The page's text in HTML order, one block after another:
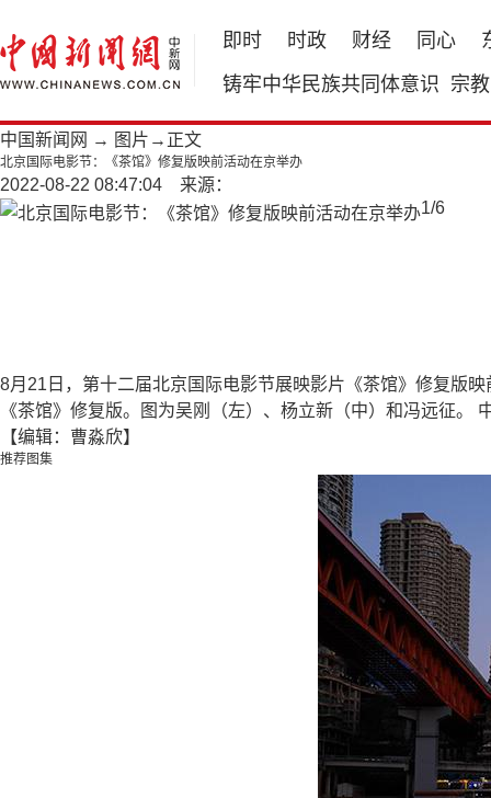
即时 时政 财经 同心
铸牢中华民族共同体意识 宗教
中国新闻网 → 图片 →正文
北京国际电影节：《茶馆》修复版映前活动在京举办
2022-08-22 08:47:04 来源：
1/6
8月21日，第十二届北京国际电影节展映影片《茶馆》修复版
《茶馆》修复版。图为吴刚（左）、杨立新（中）和冯远征。
【编辑：曹淼欣】
推荐图集